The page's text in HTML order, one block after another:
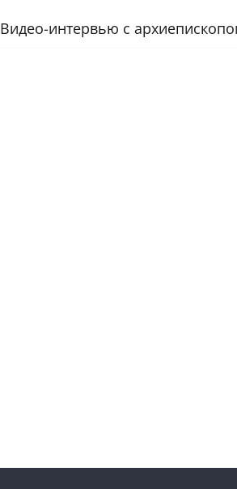
Видео-интервью с